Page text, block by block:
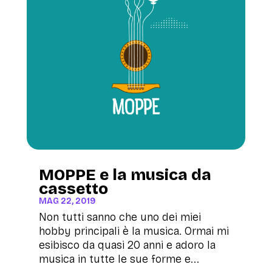
MOPPE e la musica da
cassetto
MAG 22, 2019
Non tutti sanno che uno dei miei
hobby principali è la musica. Ormai mi
esibisco da quasi 20 anni e adoro la
musica in tutte le sue forme e...